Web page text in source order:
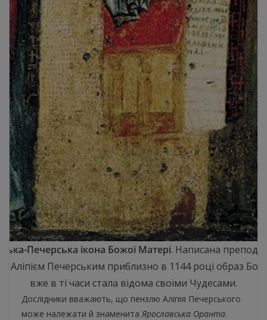
Печерська ікона Божої Матері. Написана
Аліпієм Печерським приблизно в 1144 році образ
вже в ті часи стала відома своїми Чудесами.
Дослідники вважають, що пензлю Аліпія Печерського
може належати й знаменита Ярославська Оранта.